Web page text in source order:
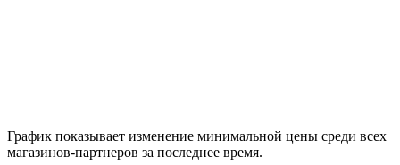
График показывает изменение минимальной цены среди всех
магазинов-партнеров за последнее время.